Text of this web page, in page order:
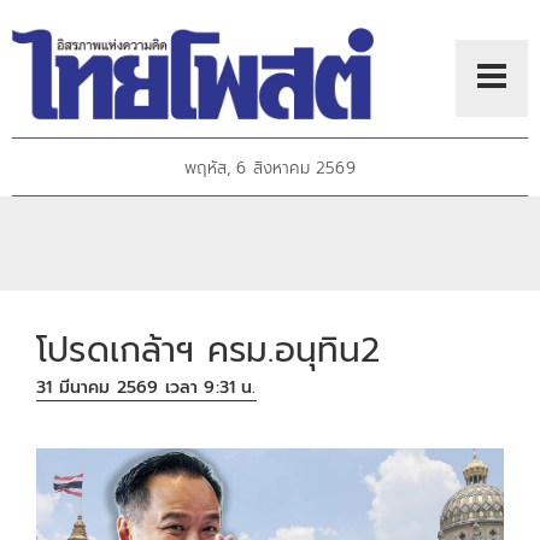
พฤหัส, 6 สิงหาคม 2569
โปรดเกล้าฯ ครม.อนุทิน2
31 มีนาคม 2569 เวลา 9:31 น.